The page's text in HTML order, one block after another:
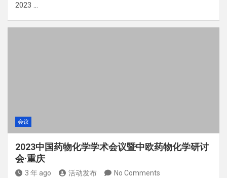
2023 …
会议
2023中国药物化学学术会议暨中欧药物化学研讨
会·重庆
3 年 ago 活动发布 No Comments